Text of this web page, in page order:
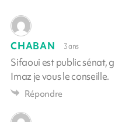
CHABAN 3 ans
Sifaoui est public sénat,
Imaz je vous le conseille.
Répondre